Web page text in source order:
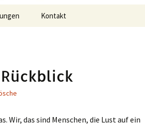
Kontakt
Wir, das sind Menschen, die Lust auf ein